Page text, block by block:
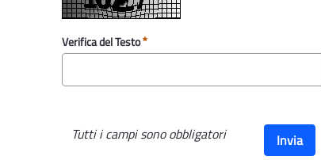
Verifica del Testo
Tutti i campi sono obbligatori Invia